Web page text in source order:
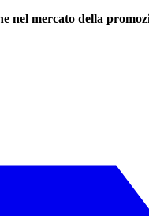
nel mercato della